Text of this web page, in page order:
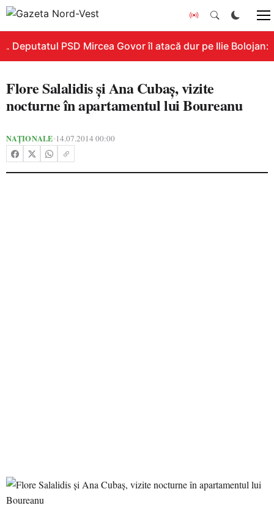
Deputatul PSD Mircea Govor îl atacă dur pe Ilie
Flore Salalidis şi Ana Cubaş, vizite
nocturne în apartamentul lui Boureanu
NAȚIONALE•14.07.2014 00:00